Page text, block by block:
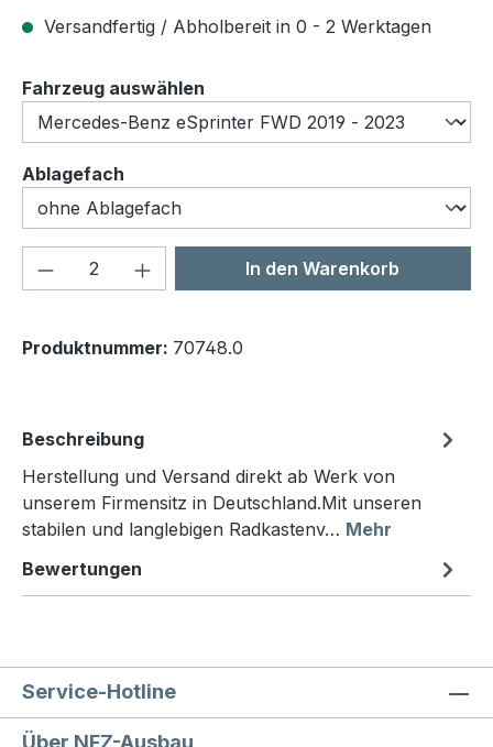
Versandfertig / Abholbereit in 0 - 2 Werktagen
Fahrzeug auswählen
Ablagefach
Produkt Anzahl: Gib denIn den Warenkorb
Produktnummer: 70748.0
Beschreibung
Herstellung und Versand direkt ab Werk von
unserem Firmensitz in Deutschland.Mit unseren
stabilen und langlebigen Radkastenv… Mehr
Bewertungen
Service-Hotline